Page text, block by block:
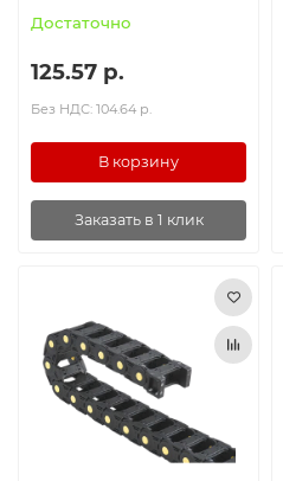
Достаточно
125.57 р.
Без НДС: 104.64 р.
В корзину
Заказать в 1 клик